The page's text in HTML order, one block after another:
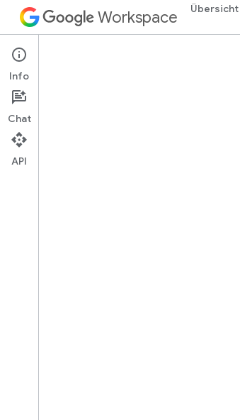
Workspace Übersicht
Apps Script
Übersicht
Info
Chat
API